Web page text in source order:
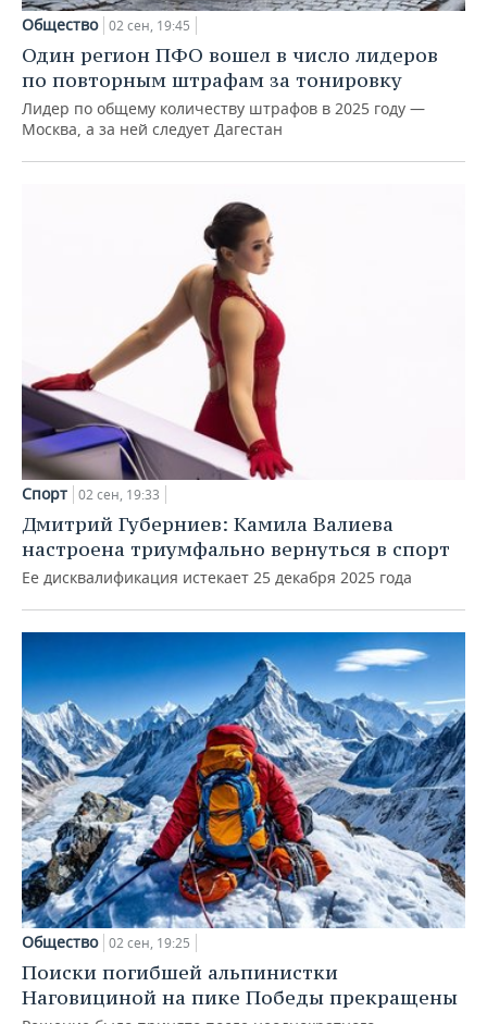
Общество 02 сен, 19:45
Один регион ПФО вошел в число лидеров
по повторным штрафам за тонировку
Лидер по общему количеству штрафов в 2025 году —
Москва, а за ней следует Дагестан
Спорт 02 сен, 19:33
Дмитрий Губерниев: Камила Валиева
настроена триумфально вернуться в спорт
Ее дисквалификация истекает 25 декабря 2025 года
Общество 02 сен, 19:25
Поиски погибшей альпинистки
Наговициной на пике Победы прекращены